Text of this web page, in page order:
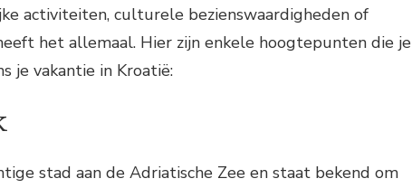
activiteiten, culturele bezienswaardigheden of
het allemaal. Hier zijn enkele hoogtepunten die je
je vakantie in Kroatië:
stad aan de Adriatische Zee en staat bekend om